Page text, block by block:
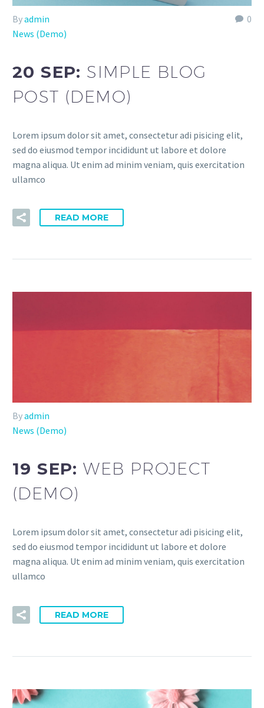
0
Byadmin
News (Demo)
20 SEP: SIMPLE BLOG
POST (DEMO)
Lorem ipsum dolor sit amet, consectetur adi pisicing elit,
sed do eiusmod tempor incididunt ut labore et dolore
magna aliqua. Ut enim ad minim veniam, quis exercitation
ullamco
READ MORE
Byadmin
News (Demo)
19 SEP:WEB PROJECT
(DEMO)
Lorem ipsum dolor sit amet, consectetur adi pisicing elit,
sed do eiusmod tempor incididunt ut labore et dolore
magna aliqua. Ut enim ad minim veniam, quis exercitation
ullamco
READ MORE